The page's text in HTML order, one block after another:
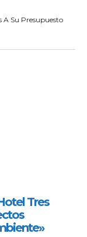
A Su Presupuesto
Tres